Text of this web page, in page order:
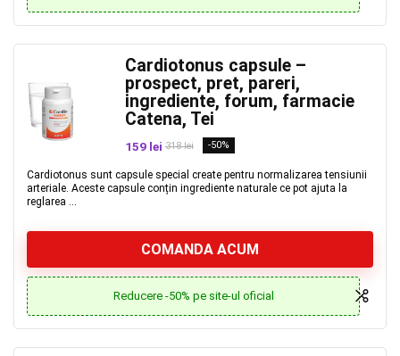
Cardiotonus capsule –
prospect, pret, pareri,
ingrediente, forum, farmacie
Catena, Tei
159 lei 318 lei -50%
Cardiotonus sunt capsule special create pentru normalizarea tensiunii
arteriale. Aceste capsule conțin ingrediente naturale ce pot ajuta la
reglarea ...
COMANDA ACUM
Reducere -50% pe site-ul oficial